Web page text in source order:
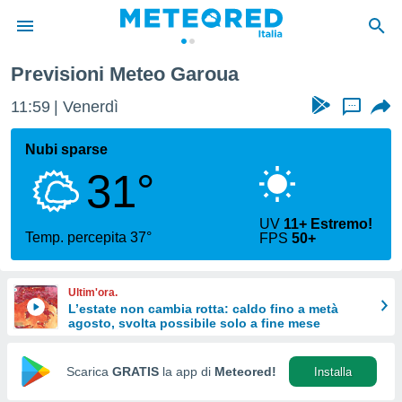
di
per
le
di
Web
Previsioni Meteo Garoua
11:59 Venerdì ...
Nubi sparse
31°
Temp. percepita 37°
UV 11+ Estremo!
FPS50+
Ultim'ora.
L’estate non cambia rotta: caldo fino a metà
agosto, svolta possibile solo a fine mese
Scarica GRATIS la app di Meteored! Installa